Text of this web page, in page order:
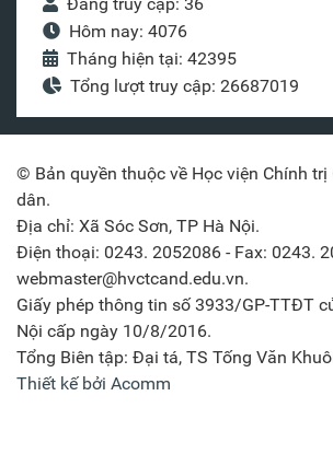
Hôm nay: 4076
Tháng hiện tại: 42395
Tổng lượt truy cập: 26687019
© Bản quyền thuộc về Học viện Chính trị
dân.
Địa chỉ: Xã Sóc Sơn, TP Hà Nội.
Điện thoại: 0243. 2052086 - Fax: 0243.
webmaster@hvctcand.edu.vn.
Giấy phép thông tin số 3933/GP-TTĐT
Nội cấp ngày 10/8/2016.
Tổng Biên tập: Đại tá, TS Tống Văn
Thiết kế bởi Acomm